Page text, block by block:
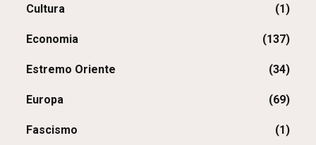
Cultura (1)
Economia (137)
Estremo Oriente (34)
Europa (69)
Fascismo (1)